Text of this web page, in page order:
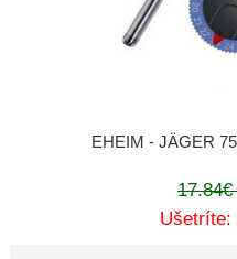
EHEIM - JÄGER
17.84€
Ušetríte: